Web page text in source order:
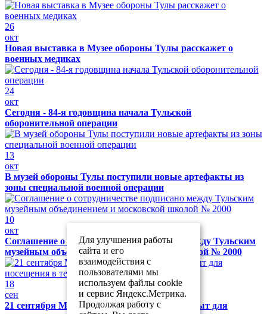
26
окт
Новая выставка в Музее обороны Тулы расскажет о
военных медиках
24
окт
Сегодня - 84-я годовщина начала Тульской
оборонительной операции
13
окт
В музей обороны Тулы поступили новые артефакты из
зоны специальной военной операции
10
окт
Соглашение о сотрудничестве подписано между Тульским
музейным объединением и московской школой № 2000
18
сен
21 сентября Музей обороны Тулы будет закрыт для
Для улучшения работы
сайта и его
взаимодействия с
пользователями мы
используем файлы cookie
и сервис Яндекс.Метрика.
Продолжая работу с